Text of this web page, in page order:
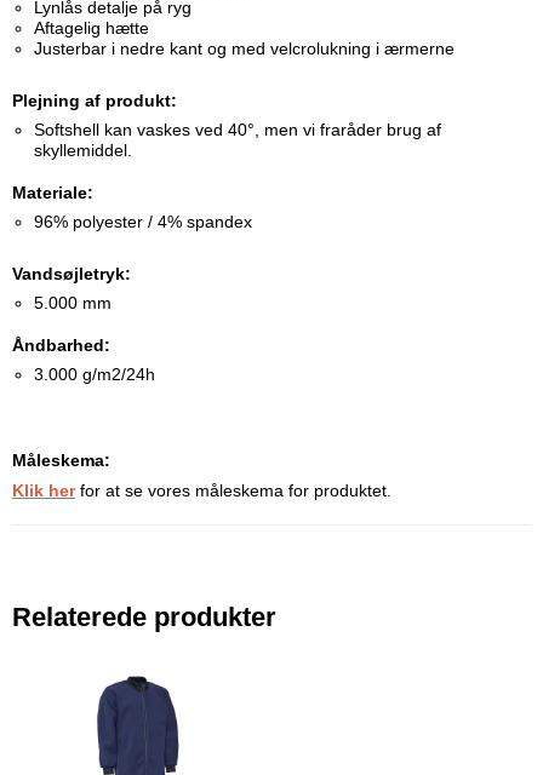
Lynlås detalje på ryg
Aftagelig hætte
Justerbar i nedre kant og med velcrolukning i ærmerne
Plejning af produkt:
Softshell kan vaskes ved 40°, men vi fraråder brug af
skyllemiddel.
Materiale:
96% polyester / 4% spandex
Vandsøjletryk:
5.000 mm
Åndbarhed:
3.000 g/m2/24h
Måleskema:
Klik herfor at se vores måleskema for produktet.
Relaterede produkter